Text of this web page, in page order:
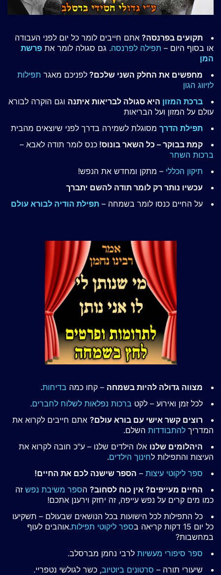
תקועים בפרנסה? אתם חייבים לומר כל יום לפני העבודה
או בסוף היום – תפילה לפרנסה. גם סגולה לומר את פרשת
המן
מחפשים את החלק השני שלכם? לפניכם מאגר תפילות
לזיווג הגון
ברכת המזון היא סגולה לבריאות איתנה וגם הוקרה לבורא
עולם על המזון ועל הבריאות
תפילת הדרך מסוגלת לשמירה בדרך לפני שיוצאים מהבית
קמת בבוקר – כל השאר בונוס! כנס לומר תודה לאבא –
ברכות השחר
תיקון הכללי – מתקן ומחדש את הנפש!
עכשיו נותר רק לומר תודה להשם יתברך
על החיים כנסו לומר בשמחה – תפילת הודיה לבורא עולם
מצווה גדולה להיות בשמחה – קחו כמה בדיחות.
לכל זמן ואירוע – לקט ברכות נפלאות לשלוח לחברים.
רוצים קשר אישי עם בורא עולם? אתם חייבים לקרוא את
המדריך להתבודדות השלם.
היהלומים שלנו אלו הילדים שלנו – ע"כ חובה לקרוא את
העיצות והתפילות לחינוך הילדים.
ספר ליקוטי עיצות – הספר שישנה לכם את החיים!
החיים מעייפים? אין כוח לסחוב? הספר משיבת נפש זה
כמו מים קרים על נפש עייפה, זה יחזק וירענן אתכם!
כל התפילות לכל הישועות בכל הנושאים שבעולם – תשקיעו
כל יום 15 דקות קריאה ב
ספר ליקוטי תפילות.אוהבים לעוף
במחשבות?
ספר סיפורי מעשיות לרבי נחמן מברסלב.
שיעורי תורה – סרטונים ביוטיוב, כשר לגולשי נטפריי.